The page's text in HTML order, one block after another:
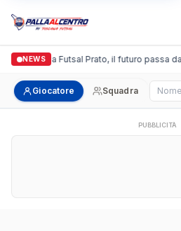
NEWS
Italgronda Futsal Prato, il futuro passa
Giocatore Squadra
PUBBLICITÀ